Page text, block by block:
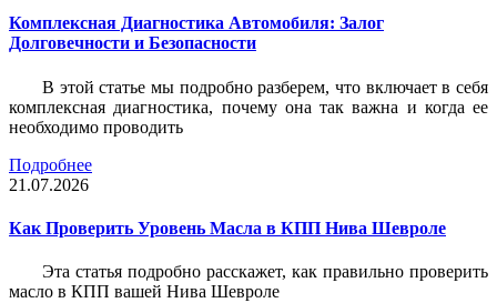
Комплексная Диагностика Автомобиля: Залог
Долговечности и Безопасности
В этой статье мы подробно разберем, что включает в себя
комплексная диагностика, почему она так важна и когда ее
необходимо проводить
Подробнее
21.07.2026
Как Проверить Уровень Масла в КПП Нива Шевроле
Эта статья подробно расскажет, как правильно проверить
масло в КПП вашей Нива Шевроле